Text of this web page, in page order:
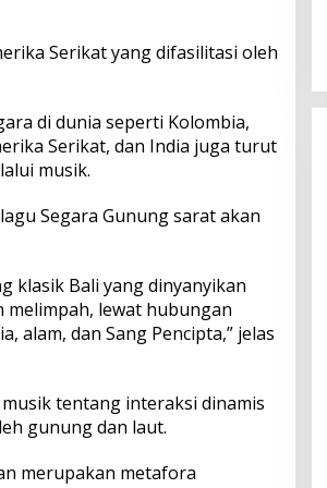
Serikat yang difasilitasi oleh
di dunia seperti Kolombia,
Serikat, dan India juga turut
musik.
Segara Gunung sarat akan
klasik Bali yang dinyanyikan
melimpah, lewat hubungan
alam, dan Sang Pencipta,” jelas
tentang interaksi dinamis
gunung dan laut.
merupakan metafora
Village Grand Outlet Bali Resmi
Dibuka di KEK Kura Kura